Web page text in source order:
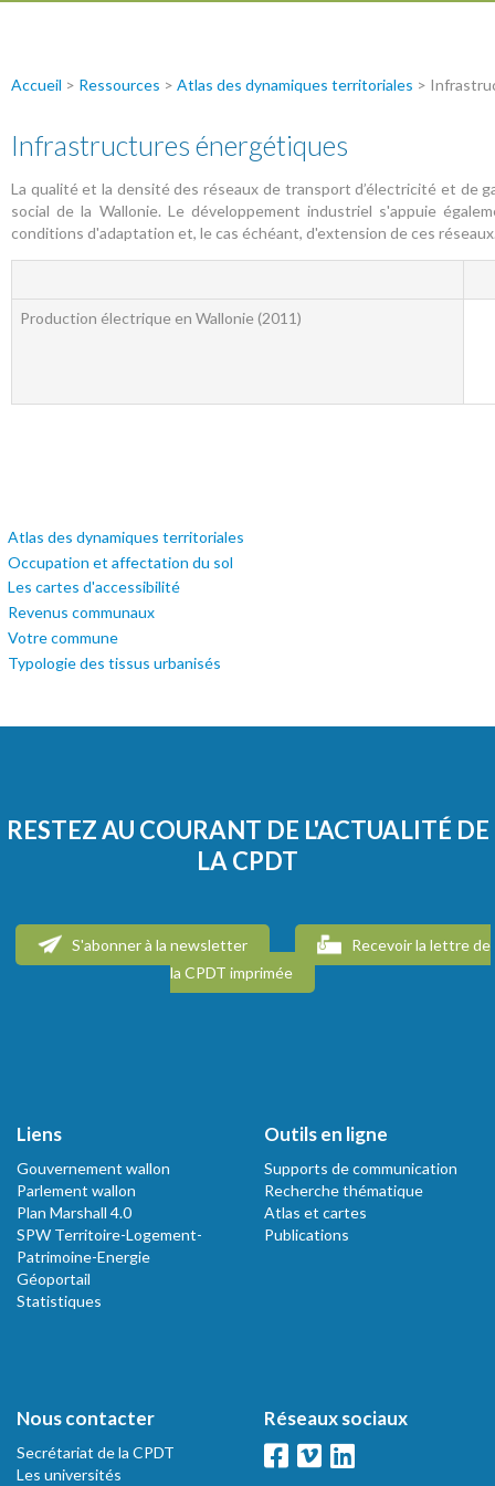
Atlas des dynamiques territoriales
Occupation et affectation du sol
Les cartes d'accessibilité
Revenus communaux
Votre commune
Typologie des tissus urbanisés
Accueil > Ressources > Atlas des dynamiques territoriales >
Infrastructures énergétiques
La qualité et la densité des réseaux de transport d’électricité et de
social de la Wallonie. Le développement industriel s'appuie
conditions d'adaptation et, le cas échéant, d'extension de ces
Production électrique en Wallonie (2011)
RESTEZ AU COURANT DE L'ACTUALITÉ DE
LA CPDT
S'abonner à la newsletter
Recevoir la lettre de
la CPDT imprimée
Liens
Gouvernement wallon
Parlement wallon
Plan Marshall 4.0
SPW Territoire-Logement-
Patrimoine-Energie
Géoportail
Statistiques
Outils en ligne
Supports de communication
Recherche thématique
Atlas et cartes
Publications
Nous contacter
Secrétariat de la CPDT
Les universités
Réseaux sociaux